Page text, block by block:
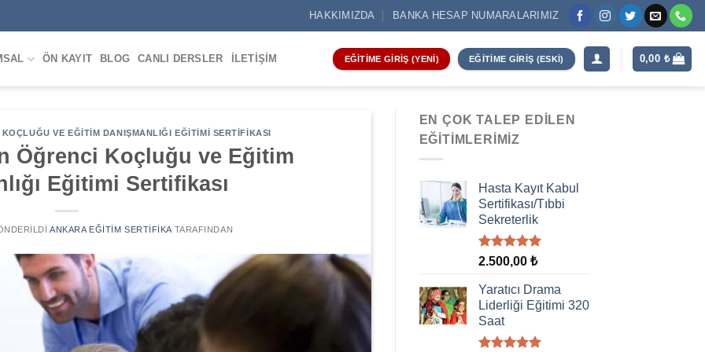
HAKKIMIZDA BANKA HESAP NUMARALARIMIZ
ÖN KAYIT BLOG CANLI DERSLER İLETIŞIM EĞITIME GIRIŞ (YENI) EĞITIME GIRIŞ (ESKI) 0,00 ₺
KOÇLUĞU VE EĞITIM DANIŞMANLIĞI EĞITIMI SERTIFIKASI
Öğrenci Koçluğu ve Eğitim
Eğitimi Sertifikası
ANKARA EĞITIM SERTIFIKA TARAFINDAN
EN ÇOK TALEP EDILEN
EĞITIMLERIMIZ
Hasta Kayıt Kabul
Sertifikası/Tıbbi
Sekreterlik
5 üzerinden
oy
aldı
2.500,00 ₺
Yaratıcı Drama
Liderliği Eğitimi 320
Saat